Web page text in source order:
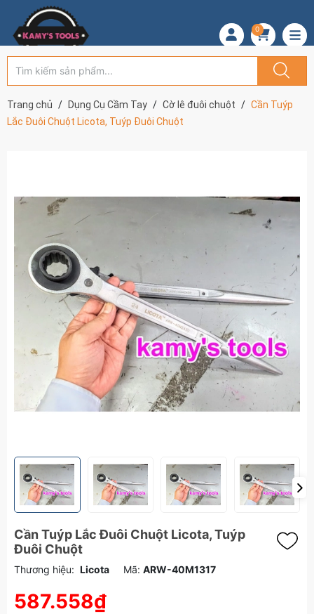
0
Trang chủ Dụng Cụ Cầm Tay Cờ lê đuôi chuột
Cần Tuýp
Lắc Đuôi Chuột Licota, Tuýp Đuôi Chuột
Cần Tuýp Lắc Đuôi Chuột Licota, Tuýp
Đuôi Chuột
Thương hiệu: Licota Mã: ARW-40M1317
587.558₫